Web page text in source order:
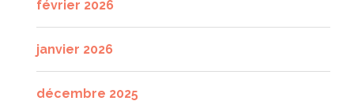
février 2026
janvier 2026
décembre 2025